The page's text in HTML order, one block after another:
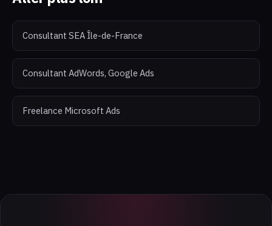
Consultant SEA Île-de-France
Consultant AdWords, Google Ads
Freelance Microsoft Ads